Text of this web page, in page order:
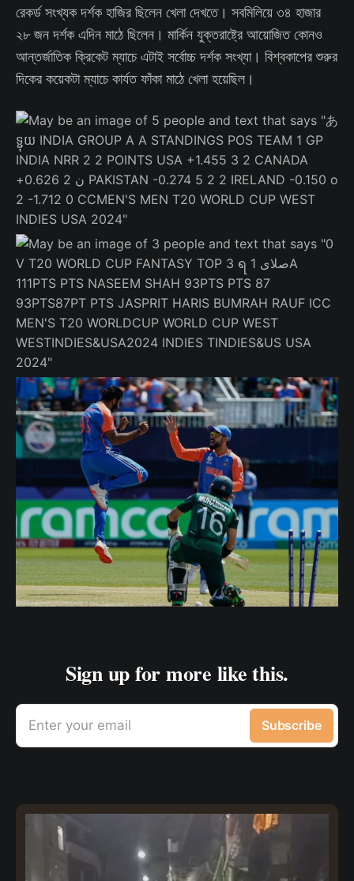
রেকর্ড সংখ্যক দর্শক হাজির ছিলেন খেলা দেখতে। সবমিলিয়ে ৩৪ হাজার
২৮ জন দর্শক এদিন মাঠে ছিলেন। মার্কিন যুক্তরাষ্ট্রে আয়োজিত কোনও
আন্তর্জাতিক ক্রিকেট ম্যাচে এটাই সর্বোচ্চ দর্শক সংখ্যা। বিশ্বকাপের শুরুর
দিকের কয়েকটা ম্যাচে কার্যত ফাঁকা মাঠে খেলা হয়েছিল।
Sign up for more like this.
Enter your email Subscribe